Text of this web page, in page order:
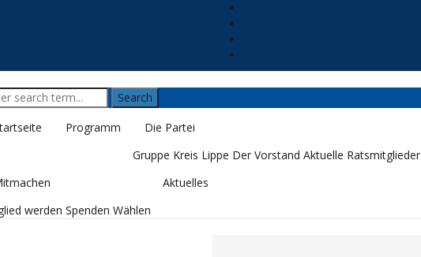
Programm
Die Partei
Gruppe Kreis Lippe Der Vorstand Aktuelle Ratsmitglieder
werden Spenden Wählen
Aktuelles